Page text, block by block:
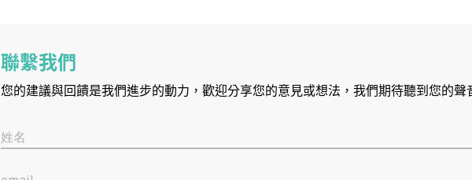
聯繫我們
您的建議與回饋是我們進步的動力，歡迎分享您的意見或想法，我們期待聽到您的聲
姓名